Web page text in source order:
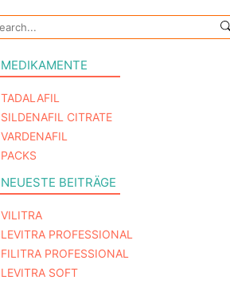
MEDIKAMENTE
TADALAFIL
SILDENAFIL CITRATE
VARDENAFIL
PACKS
NEUESTE BEITRÄGE
VILITRA
LEVITRA PROFESSIONAL
FILITRA PROFESSIONAL
LEVITRA SOFT